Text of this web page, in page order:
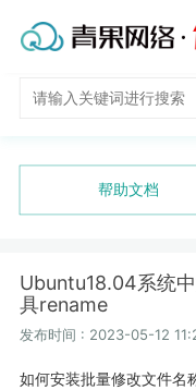
国
短效代理
进入控制台
帮助文档
Ubuntu18.04系统
具rename
发布时间 : 2023-05-12
如何安装批量修改文件名